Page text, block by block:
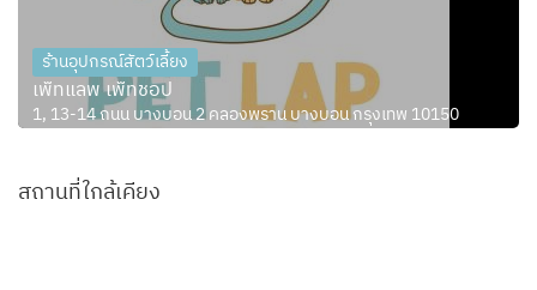
ร้านอุปกรณ์สัตว์เลี้ยง
เพ็ทแลพ เพ็ทชอป
1, 13-14 ถนน บางบอน 2 คลองพราน บางบอน กรุงเทพ 10150
สถานที่ใกล้เคียง